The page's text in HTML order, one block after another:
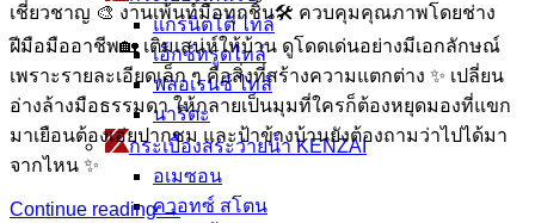
แกรนิตโต้ ไทล์
เอ็กซ์ทรูดไทล์
ฟลอเรนซ์ ไทล์
นาริตะ
กระเบื้องสระว่ายน้ำ KENZAI
อเมซอน
ควอทซ์ สโตน
เชี่ยวชาญ 🎨 งานเพ้นท์มือทุกชิ้น🛠️ ควบคุมคุณภาพโดยช่าง
ฝีมือมืออาชีพ🏡 เติมเสน่ห์ให้บ้าน ดูโดดเด่นอย่างมีเอกลักษณ์
เพราะรายละเอียดเล็ก ๆ คือสิ่งที่สร้างความแตกต่าง ✨ เปลี่ยน
อ่างล้างมือธรรมดา ให้กลายเป็นมุมที่ใครก็ต้องหยุดมองที่แขก
มาเยือนต้องเอ่ยปากชม และป้าข้างบ้านยังต้องถามว่าไปได้มา
จากไหน ✨
Continue reading→